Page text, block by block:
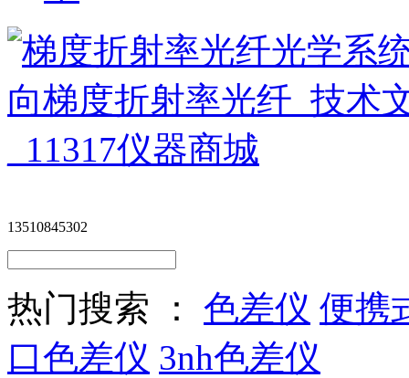
13510845302
热门搜索 ： 色差仪 便携
口色差仪 3nh色差仪